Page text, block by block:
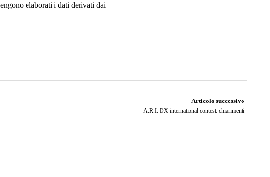
elaborati i dati derivati dai
Articolo successivo
A.R.I. DX international contest: chiarimenti